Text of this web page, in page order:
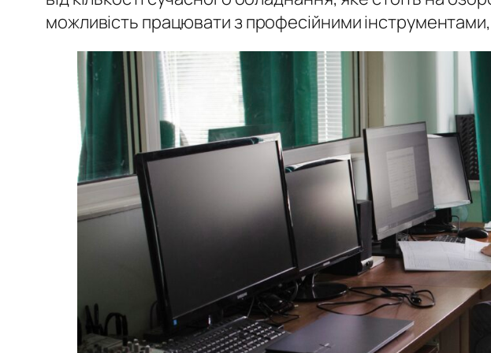
можливість працювати з професійними